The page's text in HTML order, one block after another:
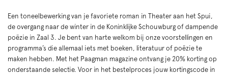
Een toneelbewerking van je favoriete roman in Theater aan het Spui,
de overgang naar de winter in de Koninklijke Schouwburg of dampende
poëzie in Zaal 3. Je bent van harte welkom bij onze voorstellingen en
programma’s die allemaal iets met boeken, literatuur of poëzie te
maken hebben. Met het Paagman magazine ontvang je 20% korting op
onderstaande selectie. Voor in het bestelproces jouw kortingscode in